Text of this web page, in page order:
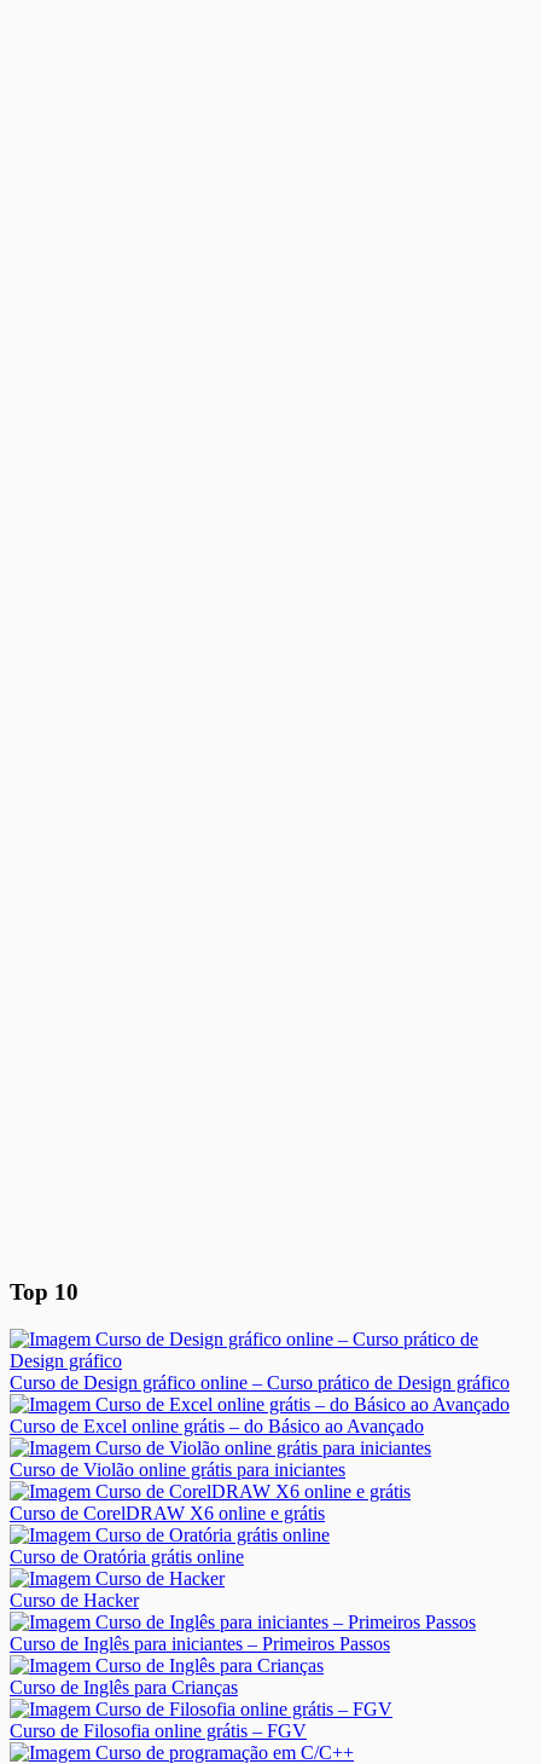
Top 10
Curso de Design gráfico online – Curso prático de Design gráfico
Curso de Excel online grátis – do Básico ao Avançado
Curso de Violão online grátis para iniciantes
Curso de CorelDRAW X6 online e grátis
Curso de Oratória grátis online
Curso de Hacker
Curso de Inglês para iniciantes – Primeiros Passos
Curso de Inglês para Crianças
Curso de Filosofia online grátis – FGV